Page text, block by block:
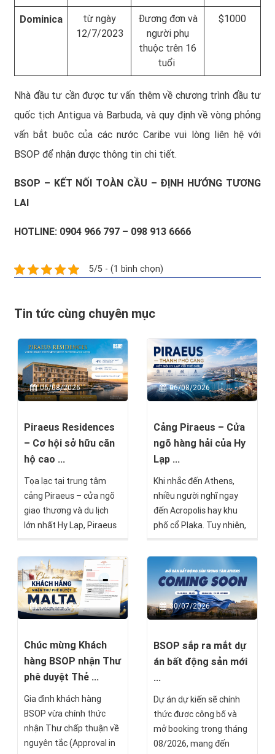
Dominica
từ ngày
12/7/2023
Đương đơn và
người phụ
thuộc trên 16
tuổi
$1000
Nhà đầu tư cần được tư vấn thêm về chương trình đầu tư
quốc tịch Antigua và Barbuda, và quy định về vòng phỏng
vấn bắt buộc của các nước Caribe vui lòng liên hệ với
BSOP để nhận được thông tin chi tiết.
BSOP – KẾT NỐI TOÀN CẦU – ĐỊNH HƯỚNG TƯƠNG
LAI
HOTLINE: 0904 966 797 – 098 913 6666
5/5 - (1 bình chọn)
Tin tức cùng chuyên mục
06/08/2026
Piraeus Residences
– Cơ hội sở hữu căn
hộ cao ...
Tọa lạc tại trung tâm
cảng Piraeus – cửa ngõ
giao thương và du lịch
lớn nhất Hy Lạp, Piraeus
những dự án nổi bật
hướng đến nhóm nhà
đầu tư tìm kiếm giá trị
bền vững mà BSOP sẽ
chính thức mở bán trong
06/08/2026
Cảng Piraeus – Cửa
ngõ hàng hải của Hy
Lạp ...
Khi nhắc đến Athens,
nhiều người nghĩ ngay
đến Acropolis hay khu
phố cổ Plaka. Tuy nhiên,
thành phố khoảng 20–30
phút di chuyển là Piraeus
– cảng biển lớn nhất Hy
Lạp, một trong những
trung tâm hàng hải quan
khu vực đang chuyển
mình mạnh mẽ nhờ sự
sản.
31/07/2026
Chúc mừng Khách
hàng BSOP nhận Thư
phê duyệt Thẻ ...
Gia đình khách hàng
BSOP vừa chính thức
nhận Thư chấp thuận về
nguyên tắc (Approval in
30/07/2026
BSOP sắp ra mắt dự
án bất động sản mới
...
Dự án dự kiến sẽ chính
thức được công bố và
mở booking trong tháng
08/2026, mang đến